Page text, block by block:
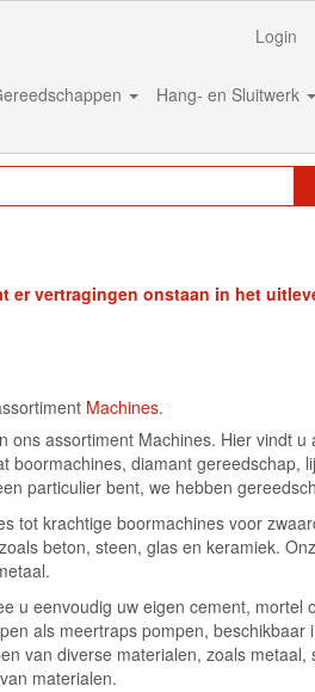
Login
Hang- en Sluitwerk
vertragingen onstaan in het
Machines.
assortiment Machines. Hier vindt
diamant gereedschap,
particulier bent, we hebben
tot krachtige boormachines voor
beton, steen, glas en keramiek.
u eenvoudig uw eigen cement, mortel
als meertraps pompen, beschikbaar
van diverse materialen, zoals
materialen.